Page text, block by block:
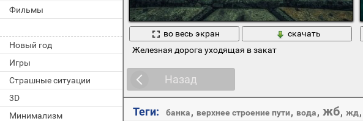
Фильмы
Новый год
Игры
Страшные ситуации
3D
Минимализм
во весь экран
скачать
Железная дорога уходящая в закат
Назад
Теги: банка, верхнее строение пути, вода, жб, жд,